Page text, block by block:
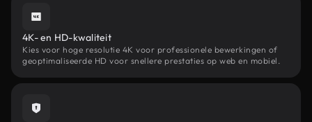
4K- en HD-kwaliteit
Kies voor hoge resolutie 4K voor professionele bewerkingen of
geoptimaliseerde HD voor snellere prestaties op web en mobiel.